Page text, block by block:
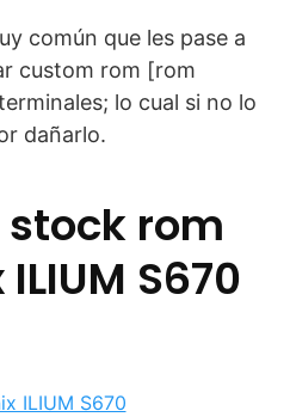
común que les pase a
custom rom [rom
lo cual si no lo
dañarlo.
rom
S670
ILIUM S670